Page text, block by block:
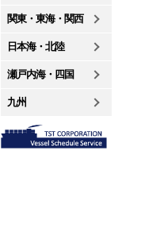
関東・東海・関西
日本海・北陸
瀬戸内海・四国
九州